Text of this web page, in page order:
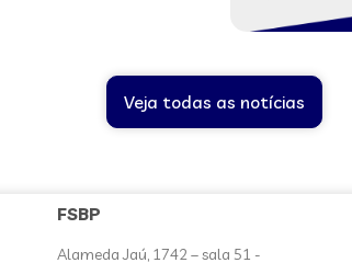
Veja todas as notícias
FSBP
Alameda Jaú, 1742 – sala 51 -